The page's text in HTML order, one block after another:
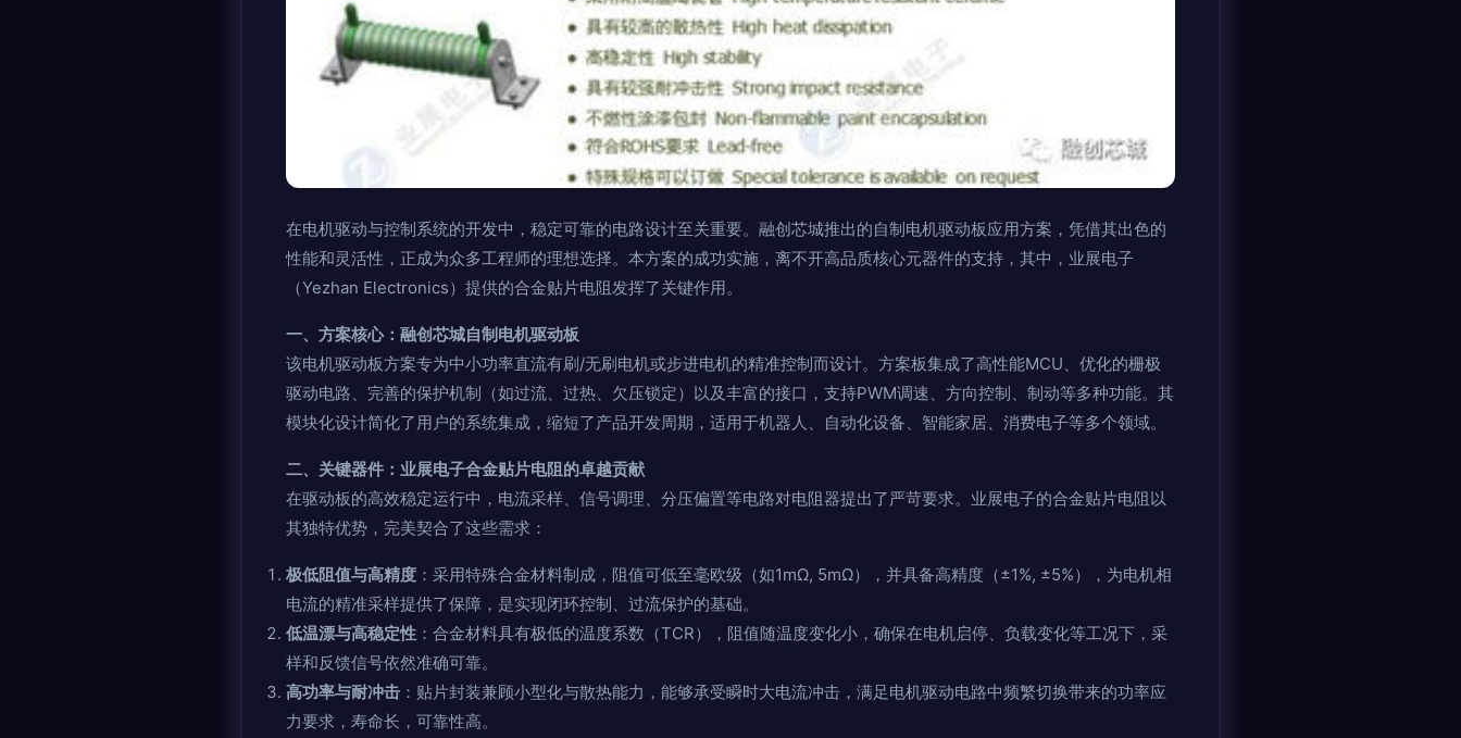
在电机驱动与控制系统的开发中，稳定可靠的电路设计至关重要。融创芯城推出的自制电机驱动板应用方案，凭借其出色的
性能和灵活性，正成为众多工程师的理想选择。本方案的成功实施，离不开高品质核心元器件的支持，其中，业展电子
（Yezhan Electronics）提供的合金贴片电阻发挥了关键作用。
一、方案核心：融创芯城自制电机驱动板
该电机驱动板方案专为中小功率直流有刷/无刷电机或步进电机的精准控制而设计。方案板集成了高性能MCU、优化的栅极
驱动电路、完善的保护机制（如过流、过热、欠压锁定）以及丰富的接口，支持PWM调速、方向控制、制动等多种功能。其
模块化设计简化了用户的系统集成，缩短了产品开发周期，适用于机器人、自动化设备、智能家居、消费电子等多个领域。
二、关键器件：业展电子合金贴片电阻的卓越贡献
在驱动板的高效稳定运行中，电流采样、信号调理、分压偏置等电路对电阻器提出了严苛要求。业展电子的合金贴片电阻以
其独特优势，完美契合了这些需求：
极低阻值与高精度 ：采用特殊合金材料制成，阻值可低至毫欧级（如1mΩ, 5mΩ），并具备高精度（±1%, ±5%），为电机相
电流的精准采样提供了保障，是实现闭环控制、过流保护的基础。
低温漂与高稳定性 ：合金材料具有极低的温度系数（TCR），阻值随温度变化小，确保在电机启停、负载变化等工况下，采
样和反馈信号依然准确可靠。
高功率与耐冲击 ：贴片封装兼顾小型化与散热能力，能够承受瞬时大电流冲击，满足电机驱动电路中频繁切换带来的功率应
力要求，寿命长，可靠性高。